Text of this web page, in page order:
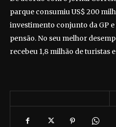
parque consumiu US$ 200
investimento conjunto da GP
pensão. No seu melhor
recebeu 1,8 milhão de turistas